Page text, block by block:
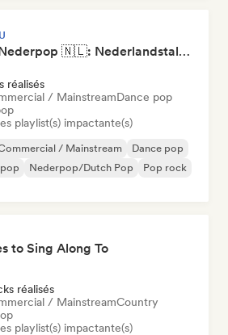
Best of Nederpop 🇳🇱: Nederlandstalige Pop & Hollandse Hits
réalisés
/ MainstreamDance pop
playlist(s) impactante(s)
/ Mainstream
Dance pop
Nederpop/Dutch Pop
Pop rock
to Sing Along To
réalisés
/ MainstreamCountry
playlist(s) impactante(s)